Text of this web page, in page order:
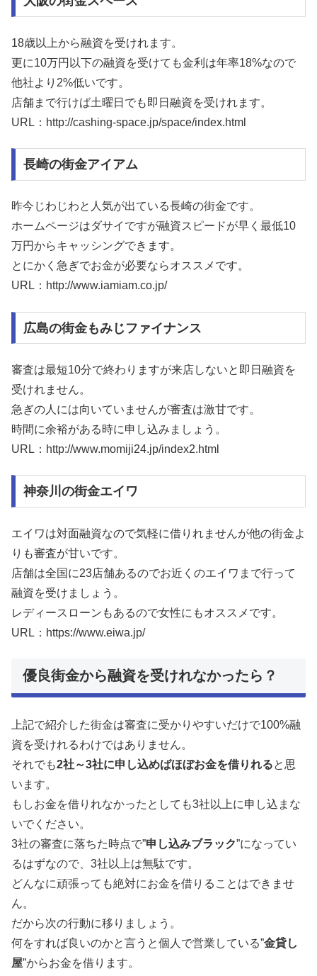
18歳以上から融資を受けれます。
更に10万円以下の融資を受けても金利は年率18%なので
他社より2%低いです。
店舗まで行けば土曜日でも即日融資を受けれます。
URL：http://cashing-space.jp/space/index.html
長崎の街金アイアム
昨今じわじわと人気が出ている長崎の街金です。
ホームページはダサイですが融資スピードが早く最低10
万円からキャッシングできます。
とにかく急ぎでお金が必要ならオススメです。
URL：http://www.iamiam.co.jp/
広島の街金もみじファイナンス
審査は最短10分で終わりますが来店しないと即日融資を
受けれません。
急ぎの人には向いていませんが審査は激甘です。
時間に余裕がある時に申し込みましょう。
URL：http://www.momiji24.jp/index2.html
神奈川の街金エイワ
エイワは対面融資なので気軽に借りれませんが他の街金よ
りも審査が甘いです。
店舗は全国に23店舗あるのでお近くのエイワまで行って
融資を受けましょう。
レディースローンもあるので女性にもオススメです。
URL：https://www.eiwa.jp/
優良街金から融資を受けれなかったら？
上記で紹介した街金は審査に受かりやすいだけで100%融
資を受けれるわけではありません。
それでも2社～3社に申し込めばほぼお金を借りれると思
います。
もしお金を借りれなかったとしても3社以上に申し込まな
いでください。
3社の審査に落ちた時点で”申し込みブラック”になってい
るはずなので、3社以上は無駄です。
どんなに頑張っても絶対にお金を借りることはできませ
ん。
だから次の行動に移りましょう。
何をすれば良いのかと言うと個人で営業している”金貸し
屋”からお金を借ります。